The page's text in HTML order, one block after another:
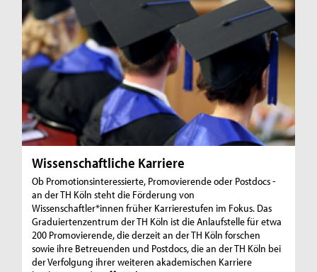
Wissenschaftliche Karriere
Ob Promotionsinteressierte, Promovierende oder Postdocs -
an der TH Köln steht die Förderung von
Wissenschaftler*innen früher Karrierestufen im Fokus. Das
Graduiertenzentrum der TH Köln ist die Anlaufstelle für etwa
200 Promovierende, die derzeit an der TH Köln forschen
sowie ihre Betreuenden und Postdocs, die an der TH Köln bei
der Verfolgung ihrer weiteren akademischen Karriere